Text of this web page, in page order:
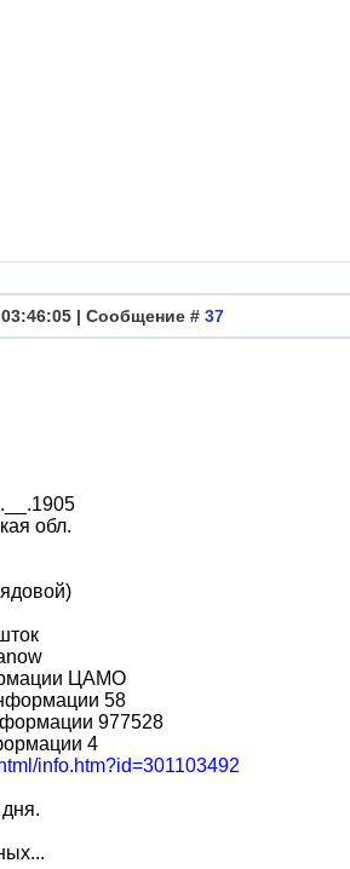
| Сообщение # 37
обл.
ЦАМО
58
977528
4
info.htm?id=301103492